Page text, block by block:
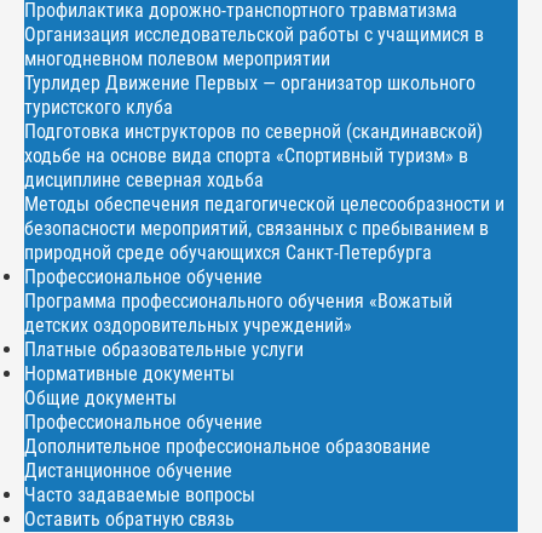
Профилактика дорожно-транспортного травматизма
Организация исследовательской работы с учащимися в
многодневном полевом мероприятии
Турлидер Движение Первых — организатор школьного
туристского клуба
Подготовка инструкторов по северной (скандинавской)
ходьбе на основе вида спорта «Спортивный туризм» в
дисциплине северная ходьба
Методы обеспечения педагогической целесообразности и
безопасности мероприятий, связанных с пребыванием в
природной среде обучающихся Санкт-Петербурга
Профессиональное обучение
Программа профессионального обучения «Вожатый
детских оздоровительных учреждений»
Платные образовательные услуги
Нормативные документы
Общие документы
Профессиональное обучение
Дополнительное профессиональное образование
Дистанционное обучение
Часто задаваемые вопросы
Оставить обратную связь